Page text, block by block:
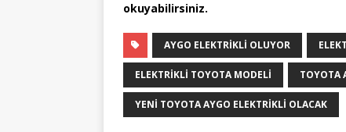
okuyabilirsiniz.
AYGO ELEKTRIKLI OLUYOR
ELEKTRIKLI TOYOTA MODELI TOYOTA
YENI TOYOTA AYGO ELEKTRIKLI OLACAK